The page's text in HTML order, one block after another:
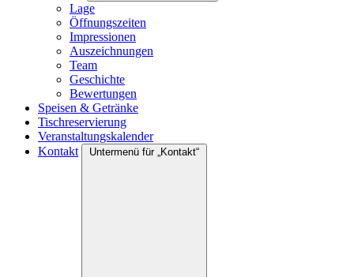
Lage
Öffnungszeiten
Impressionen
Auszeichnungen
Team
Geschichte
Bewertungen
Speisen & Getränke
Tischreservierung
Veranstaltungskalender
Kontakt
Untermenü für „Kontakt“